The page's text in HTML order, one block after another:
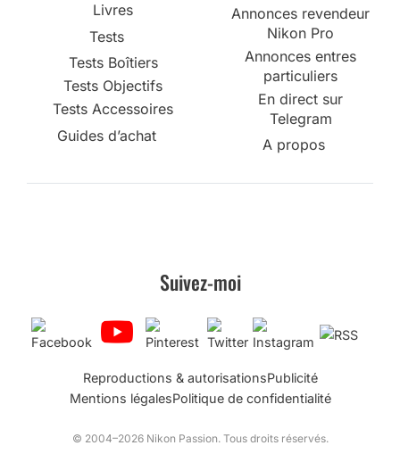
Livres
Tests
Tests Boîtiers
Tests Objectifs
Tests Accessoires
Guides d’achat
Annonces revendeur
Nikon Pro
Annonces entres
particuliers
En direct sur
Telegram
A propos
Suivez-moi
Reproductions & autorisationsPublicité
Mentions légalesPolitique de confidentialité
© 2004–2026 Nikon Passion. Tous droits réservés.